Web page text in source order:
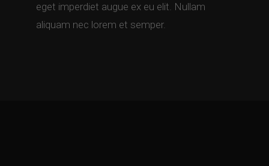
eget imperdiet augue ex eu elit. Nullam
aliquam nec lorem et semper.